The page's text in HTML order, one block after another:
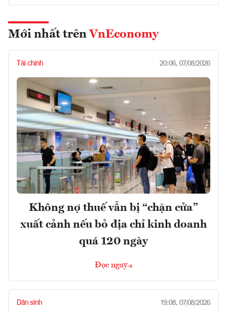
Mới nhất trên VnEconomy
Tài chính 20:06, 07/08/2026
Không nợ thuế vẫn bị “chặn cửa”
xuất cảnh nếu bỏ địa chỉ kinh doanh
quá 120 ngày
Đọc ngay
Dân sinh 19:08, 07/08/2026